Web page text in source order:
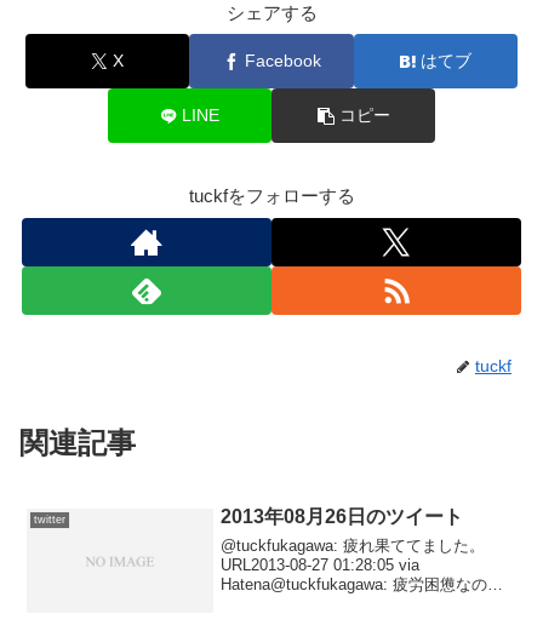
シェアする
X Facebook はてブ
LINE コピー
tuckfをフォローする
tuckf
関連記事
twitter 2013年08月26日のツイート
@tuckfukagawa: 疲れ果ててました。
URL2013-08-27 01:28:05 via
Hatena@tuckfukagawa: 疲労困憊なの